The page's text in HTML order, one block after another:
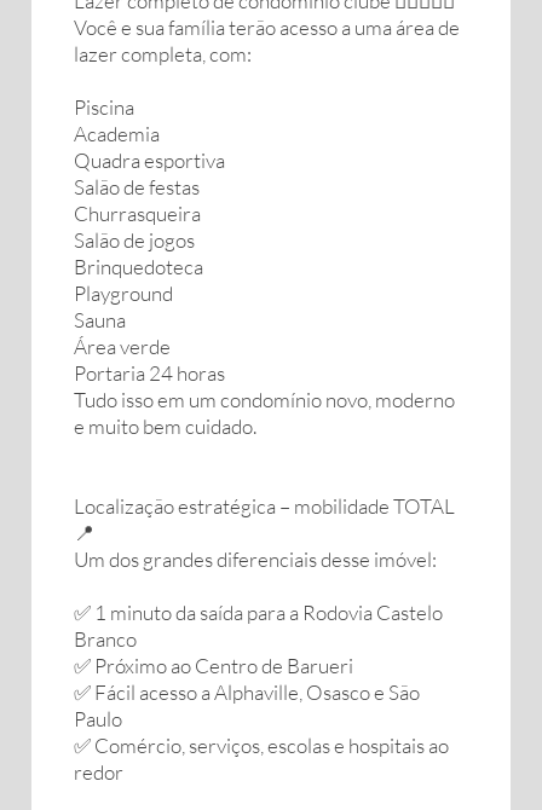
Você e sua família terão acesso a uma área de
lazer completa, com:
Piscina
Academia
Quadra esportiva
Salão de festas
Churrasqueira
Salão de jogos
Brinquedoteca
Playground
Sauna
Área verde
Portaria 24 horas
Tudo isso em um condomínio novo, moderno
e muito bem cuidado.
Localização estratégica – mobilidade TOTAL
📍
Um dos grandes diferenciais desse imóvel:
✅ 1 minuto da saída para a Rodovia Castelo
Branco
✅ Próximo ao Centro de Barueri
✅ Fácil acesso a Alphaville, Osasco e São
Paulo
✅ Comércio, serviços, escolas e hospitais ao
redor